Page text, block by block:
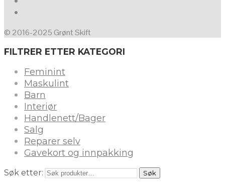
© 2016-2025 Grønt Skift
FILTRER ETTER KATEGORI
Feminint
Maskulint
Barn
Interiør
Handlenett/Bager
Salg
Reparer selv
Gavekort og innpakking
Søk etter: Søk